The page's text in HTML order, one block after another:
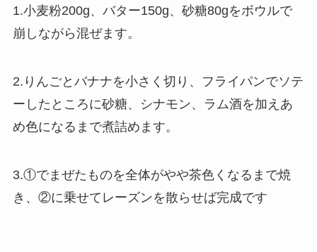
1.小麦粉200g、バター150g、砂糖80gをボウルで
崩しながら混ぜます。
2.りんごとバナナを小さく切り、フライパンでソテ
ーしたところに砂糖、シナモン、ラム酒を加えあ
め色になるまで煮詰めます。
3.①でまぜたものを全体がやや茶色くなるまで焼
き、②に乗せてレーズンを散らせば完成です